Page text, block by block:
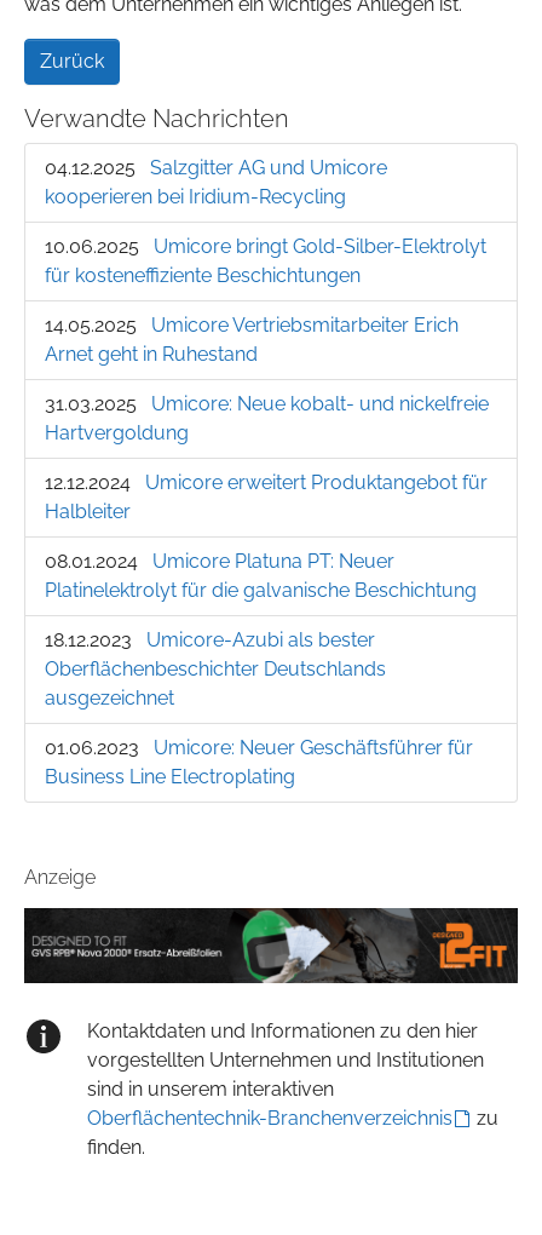
Zurück
Verwandte Nachrichten
04.12.2025
Salzgitter AG und Umicore
kooperieren bei Iridium-Recycling
10.06.2025
Umicore bringt Gold-Silber-Elektrolyt
für kosteneffiziente Beschichtungen
14.05.2025
Umicore Vertriebsmitarbeiter Erich
Arnet geht in Ruhestand
31.03.2025
Umicore: Neue kobalt- und nickelfreie
Hartvergoldung
12.12.2024
Umicore erweitert Produktangebot für
Halbleiter
08.01.2024
Umicore Platuna PT: Neuer
Platinelektrolyt für die galvanische Beschichtung
18.12.2023
Umicore-Azubi als bester
Oberflächenbeschichter Deutschlands
ausgezeichnet
01.06.2023
Umicore: Neuer Geschäftsführer für
Business Line Electroplating
Anzeige
Kontaktdaten und Informationen zu den hier
vorgestellten Unternehmen und Institutionen
sind in unserem interaktiven
Oberflächentechnik-Branchenverzeichnis
zu
finden.